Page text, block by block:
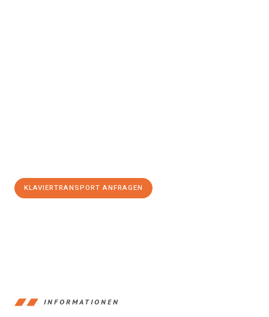
KLAVIERTRANSPORT ANFRAGEN
INFORMATIONEN